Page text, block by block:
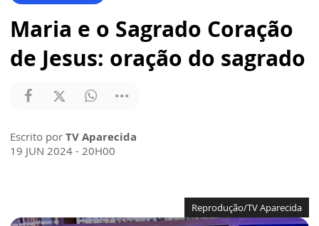
Maria e o Sagrado Coração
de Jesus: oração do sagrado
Escrito por TV Aparecida
19 JUN 2024 - 20H00
Reprodução/TV Aparecida